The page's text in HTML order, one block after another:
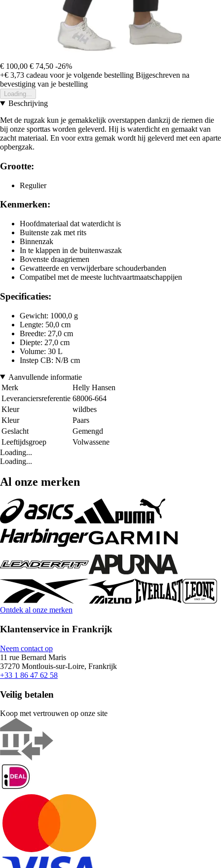
€ 100,00 € 74,50 -26%
+€ 3,73 cadeau voor je volgende bestelling Bijgeschreven na
bevestiging van je bestelling
Loading...
Beschrijving
Met de rugzak kun je gemakkelijk overstappen dankzij de riemen die
bij onze sporttas worden geleverd. Hij is waterdicht en gemaakt van
zacht materiaal. En voor extra gemak wordt hij geleverd met een aparte
opbergzak.
Grootte:
Regulier
Kenmerken:
Hoofdmateriaal dat waterdicht is
Buitenste zak met rits
Binnenzak
In te klappen in de buitenwaszak
Bovenste draagriemen
Gewatteerde en verwijderbare schouderbanden
Compatibel met de meeste luchtvaartmaatschappijen
Specificaties:
Gewicht: 1000,0 g
Lengte: 50,0 cm
Breedte: 27,0 cm
Diepte: 27,0 cm
Volume: 30 L
Instep CB: N/B cm
Aanvullende informatie
Merk
Helly Hansen
Leveranciersreferentie 68006-664
Kleur
wildbes
Kleur
Paars
Geslacht
Gemengd
Leeftijdsgroep
Volwassene
Loading...
Loading...
Al onze merken
Ontdek al onze merken
Klantenservice in Frankrijk
Neem contact op
11 rue Bernard Maris
37270 Montlouis-sur-Loire, Frankrijk
+33 1 86 47 62 58
Veilig betalen
Koop met vertrouwen op onze site